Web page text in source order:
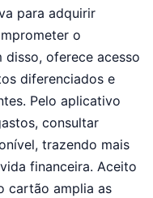
para adquirir
o
disso, oferece acesso
diferenciados e
Pelo aplicativo
consultar
trazendo mais
financeira. Aceito
cartão amplia as